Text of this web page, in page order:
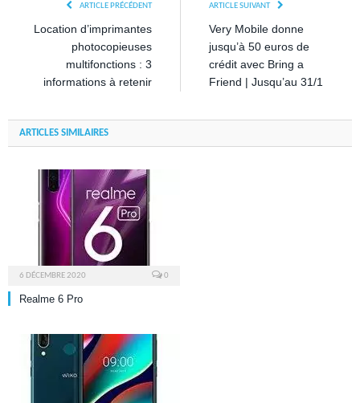
ARTICLE PRÉCÉDENT
Location d’imprimantes
photocopieuses
multifonctions : 3
informations à retenir
ARTICLE SUIVANT
Very Mobile donne
jusqu’à 50 euros de
crédit avec Bring a
Friend | Jusqu’au 31/1
ARTICLES SIMILAIRES
6 DÉCEMBRE 2020 0
Realme 6 Pro